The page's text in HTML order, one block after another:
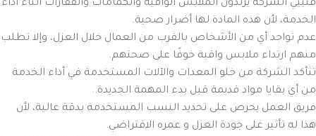
فنييي الشركة يرتدون الملابس الواقية والكمامات والقفازات أثناء أداء
الخدمة، لأن هذه المادة لها أضرار صحية.
عدم تواجد أي من الأشخاص بالقرب من العمال خلال العزل، وإلا تطلب
منهم ارتداء ملابس واقية خوفًا على صحتهم.
تتأكد الشركة من خلو المعدات والآلات المستخدمة في أداء الخدمة
من أي بقايا مواد قديمة قبل بدء المهمة الجديدة..
فريق العمل يحرص على تحديد النسب المستخدمة بدقة عالية، لأن
هذا له تأثير على جودة العزل و عمره الافتراضي.